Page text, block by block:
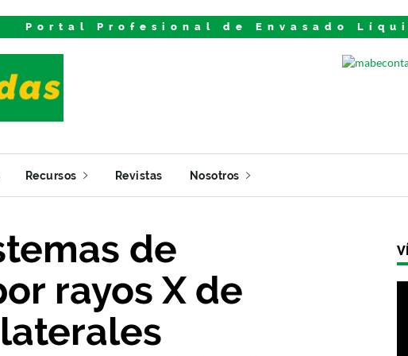
Portal Profesional de Envasado
Recursos Revistas Nosotros
de
rayos X de